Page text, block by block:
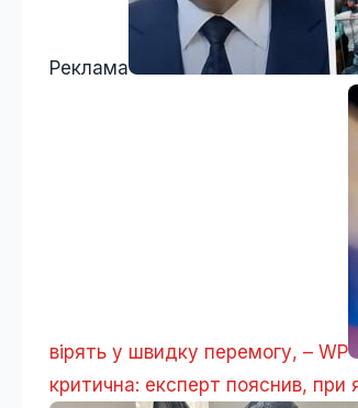
Реклама
вірять у швидку перемогу, – WP
критична: експерт пояснив, при